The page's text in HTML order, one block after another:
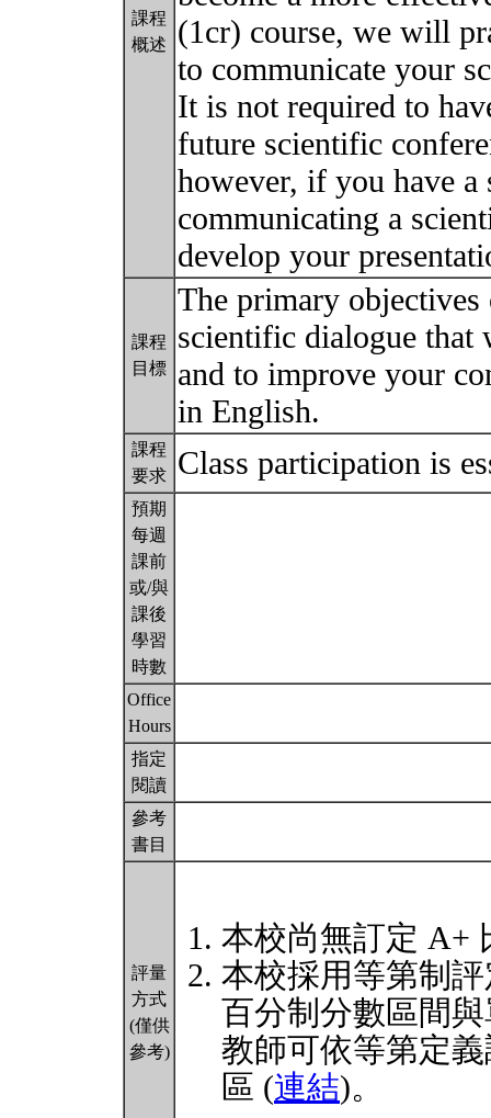
課程
概述
(1cr) course, we will
to communicate your
It is not required to
future scientific
however, if you have a
communicating a
develop your
課程
目標
The primary objectives
scientific dialogue that
and to improve your
in English.
課程
要求
Class participation is
預期
每週
課前
或/與
課後
學習
時數
Office
Hours
指定
閱讀
參考
書目
評量
方式
(僅供
參考)
本校尚無訂定 A+
本校採用等第制
百分制分數區間
教師可依等第定
區 (連結)。